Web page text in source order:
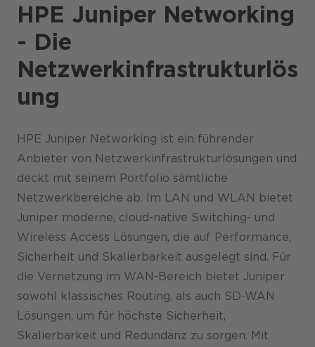
HPE Juniper Networking
- Die
Netzwerkinfrastrukturlös
ung
HPE Juniper Networking ist ein führender
Anbieter von Netzwerkinfrastrukturlösungen und
deckt mit seinem Portfolio sämtliche
Netzwerkbereiche ab. Im LAN und WLAN bietet
Juniper moderne, cloud-native Switching- und
Wireless Access Lösungen, die auf Performance,
Sicherheit und Skalierbarkeit ausgelegt sind. Für
die Vernetzung im WAN-Bereich bietet Juniper
sowohl klassisches Routing, als auch SD-WAN
Lösungen, um für höchste Sicherheit,
Skalierbarkeit und Redundanz zu sorgen. Mit